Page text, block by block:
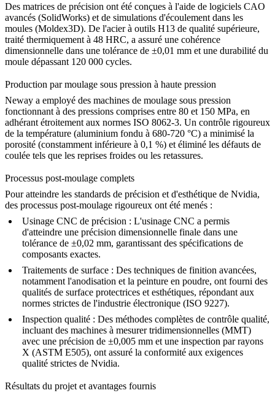
Des matrices de précision ont été conçues à l'aide de logiciels CAO
avancés (SolidWorks) et de simulations d'écoulement dans les
moules (Moldex3D). De l'acier à outils H13 de qualité supérieure,
traité thermiquement à 48 HRC, a assuré une cohérence
dimensionnelle dans une tolérance de ±0,01 mm et une durabilité du
moule dépassant 120 000 cycles.
Production par moulage sous pression à haute pression
Neway a employé des machines de moulage sous pression
fonctionnant à des pressions comprises entre 80 et 150 MPa, en
adhérant étroitement aux normes ISO 8062-3. Un contrôle rigoureux
de la température (aluminium fondu à 680-720 °C) a minimisé la
porosité (constamment inférieure à 0,1 %) et éliminé les défauts de
coulée tels que les reprises froides ou les retassures.
Processus post-moulage complets
Pour atteindre les standards de précision et d'esthétique de Nvidia,
des processus post-moulage rigoureux ont été menés :
Usinage CNC de précision : L'usinage CNC a permis
d'atteindre une précision dimensionnelle finale dans une
tolérance de ±0,02 mm, garantissant des spécifications de
composants exactes.
Traitements de surface : Des techniques de finition avancées,
notamment l'anodisation et la peinture en poudre, ont fourni des
qualités de surface protectrices et esthétiques, répondant aux
normes strictes de l'industrie électronique (ISO 9227).
Inspection qualité : Des méthodes complètes de contrôle qualité,
incluant des machines à mesurer tridimensionnelles (MMT)
avec une précision de ±0,005 mm et une inspection par rayons
X (ASTM E505), ont assuré la conformité aux exigences
qualité strictes de Nvidia.
Résultats du projet et avantages fournis